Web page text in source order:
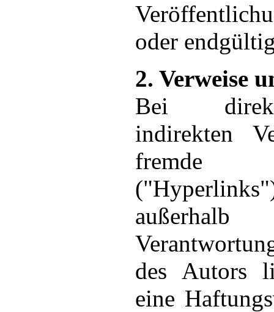
oder
2. Verweise
Bei
indirekten
fremde
des Autors
eine